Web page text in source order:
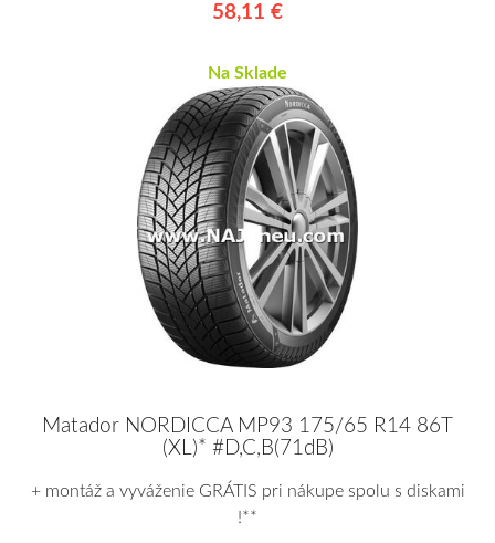
58,11 €
Na Sklade
Matador NORDICCA MP93 175/65 R14 86T
(XL)* #D,C,B(71dB)
+ montáž a vyváženie GRÁTIS pri nákupe spolu s diskami
!**